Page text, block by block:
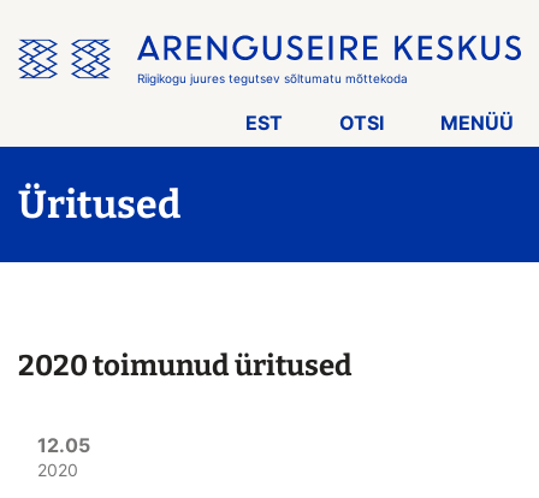
menüü
vahele
Riigikogu juures tegutsev sõltumatu mõttekoda
EST OTSI MENÜÜ
Üritused
2020 toimunud üritused
12.05
2020